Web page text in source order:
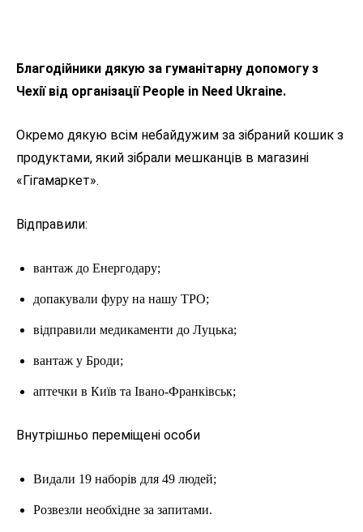
Благодійники дякую за гуманітарну допомогу з
Чехії від організації People in Need Ukraine.
Окремо дякую всім небайдужим за зібраний кошик з
продуктами, який зібрали мешканців в магазині
«Гігамаркет».
Відправили:
вантаж до Енергодару;
допакували фуру на нашу ТРО;
відправили медикаменти до Луцька;
вантаж у Броди;
аптечки в Київ та Івано-Франківськ;
Внутрішньо переміщені особи
Видали 19 наборів для 49 людей;
Розвезли необхідне за запитами.